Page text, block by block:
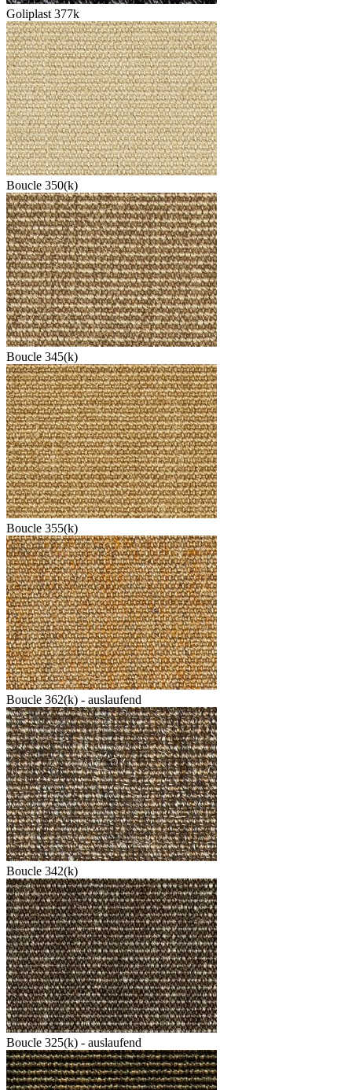
Goliplast 377k
Boucle 350(k)
Boucle 345(k)
Boucle 355(k)
Boucle 362(k) - auslaufend
Boucle 342(k)
Boucle 325(k) - auslaufend